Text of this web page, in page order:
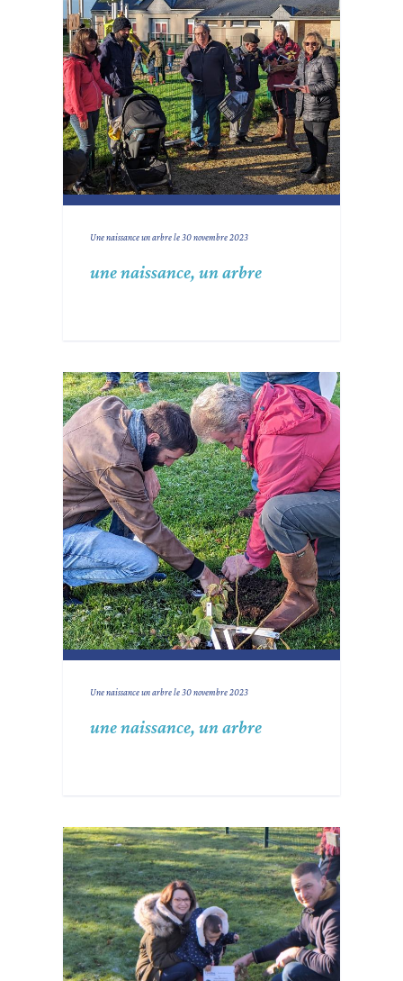
Une naissance un arbre le 30 novembre 2023
une naissance, un arbre
Une naissance un arbre le 30 novembre 2023
une naissance, un arbre